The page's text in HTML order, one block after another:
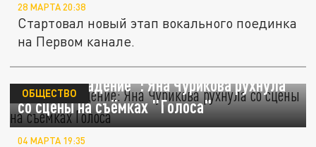
28 МАРТА 20:38
Стартовал новый этап вокального поединка
на Первом канале.
"Эпичное падение": Яна Чурикова рухнула
со сцены на съёмках "Голоса"
ОБЩЕСТВО
04 МАРТА 19:35